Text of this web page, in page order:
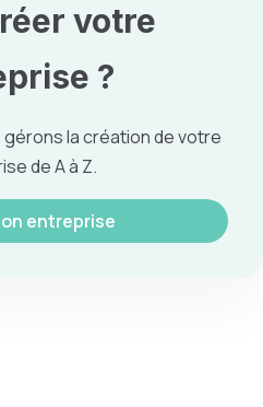
votre
?
gérons la création de votre
de A à Z.
entreprise